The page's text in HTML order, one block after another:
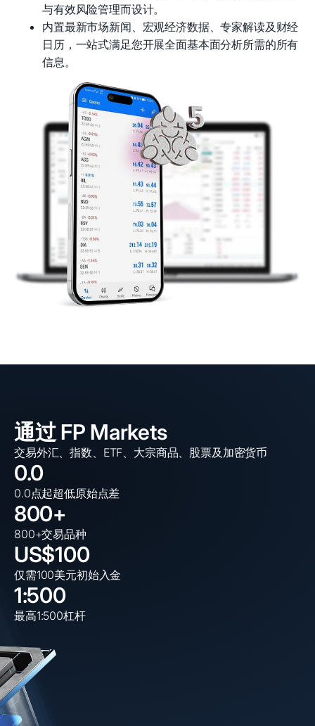
与有效风险管理而设计。
内置最新市场新闻、宏观经济数据、专家解读及财经
日历，一站式满足您开展全面基本面分析所需的所有
信息。
通过 FP Markets
交易外汇、指数、ETF、大宗商品、股票及加密货币
0.0
0.0点起超低原始点差
800+
800+交易品种
US$100
仅需100美元初始入金
1:500
最高1:500杠杆